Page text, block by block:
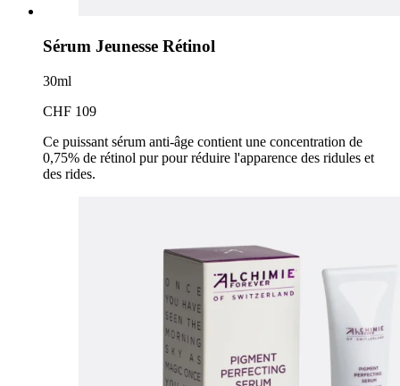
Sérum Jeunesse Rétinol
30ml
CHF 109
Ce puissant sérum anti-âge contient une concentration de
0,75% de rétinol pur pour réduire l'apparence des ridules et
des rides.